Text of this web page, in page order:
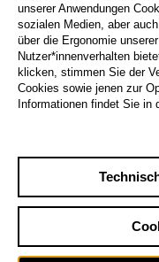
Spielplan
Mi 14.10.26
Fr 16.10.26
unserer Anwendungen
sozialen Medien, aber
über die Ergonomie
Nutzer*innenverhalten
klicken, stimmen Sie der
Cookies sowie jenen zur
Informationen findet Sie in